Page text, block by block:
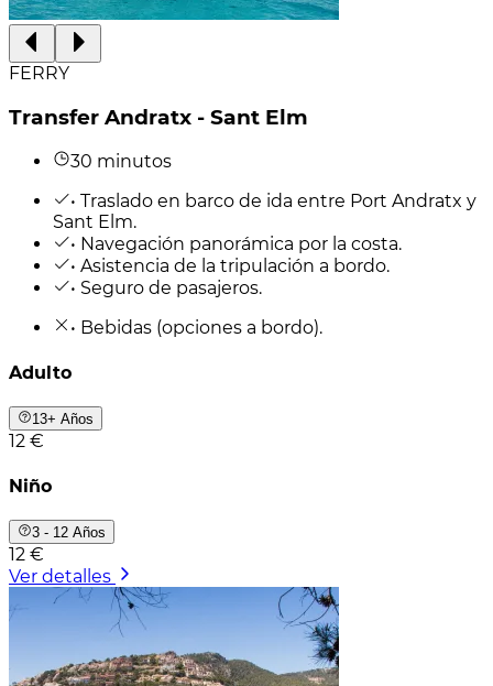
FERRY
Transfer Andratx - Sant Elm
30 minutos
• Traslado en barco de ida entre Port Andratx y
Sant Elm.
• Navegación panorámica por la costa.
• Asistencia de la tripulación a bordo.
• Seguro de pasajeros.
• Bebidas (opciones a bordo).
Adulto
13+ Años
12 €
Niño
3 - 12 Años
12 €
Ver detalles